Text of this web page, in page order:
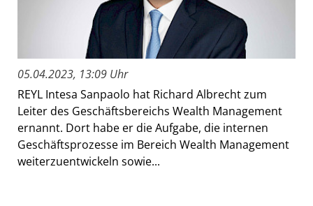
05.04.2023, 13:09 Uhr
REYL Intesa Sanpaolo hat Richard Albrecht zum
Leiter des Geschäftsbereichs Wealth Management
ernannt. Dort habe er die Aufgabe, die internen
Geschäftsprozesse im Bereich Wealth Management
weiterzuentwickeln sowie...